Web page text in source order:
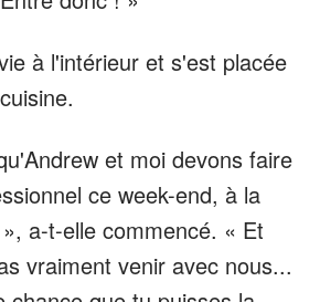
à l'intérieur et s'est placée
et moi devons faire
ce week-end, à la
a-t-elle commencé. « Et
vraiment venir avec nous...